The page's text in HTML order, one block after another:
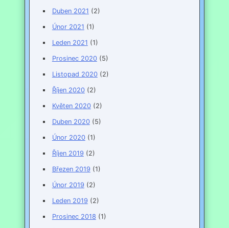
Duben 2021 (2)
Únor 2021 (1)
Leden 2021 (1)
Prosinec 2020(5)
Listopad 2020(2)
Říjen 2020(2)
Květen 2020(2)
Duben 2020(5)
Únor 2020(1)
Říjen 2019 (2)
Březen 2019 (1)
Únor 2019 (2)
Leden 2019 (2)
Prosinec 2018 (1)